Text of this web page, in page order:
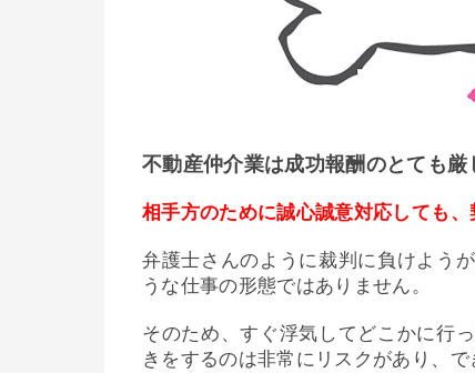
不動産仲介業は成功報酬のとても厳
相手方のために誠心誠意対応しても
弁護士さんのように裁判に負けよう
うな仕事の形態ではありません。
そのため、すぐ浮気してどこかに行
きをするのは非常にリスクがあり、で